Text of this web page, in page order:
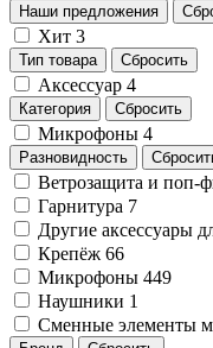
Наши предложения
Хит 3
Тип товара Сбросить
Аксессуар 4
Категория Сбросить
Микрофоны 4
Разновидность
Ветрозащита и поп-
Гарнитура 7
Другие аксессуары
Крепёж 66
Микрофоны 449
Наушники 1
Сменные элементы